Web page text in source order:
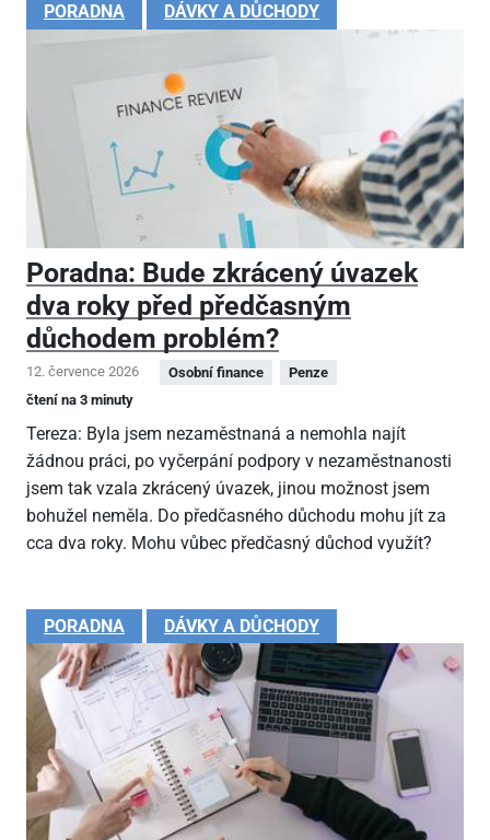
PORADNA DÁVKY A DŮCHODY
Poradna: Bude zkrácený úvazek
dva roky před předčasným
důchodem problém?
12. července 2026 Osobní finance
Penze
čtení na 3 minuty
Tereza: Byla jsem nezaměstnaná a nemohla najít
žádnou práci, po vyčerpání podpory v nezaměstnanosti
jsem tak vzala zkrácený úvazek, jinou možnost jsem
bohužel neměla. Do předčasného důchodu mohu jít za
cca dva roky. Mohu vůbec předčasný důchod využít?
PORADNA DÁVKY A DŮCHODY